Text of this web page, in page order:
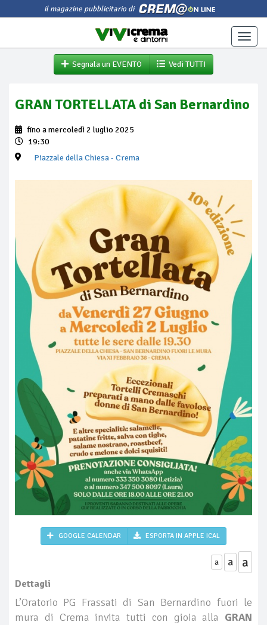
il magazine pubblicitario di
Toggle
Segnala un EVENTO
Vedi TUTTI
GRAN TORTELLATA di San Bernardino
fino a mercoledì 2 luglio 2025
19:30
Piazzale della Chiesa- Crema
GOOGLE CALENDAR ESPORTA IN APPLE ICAL
a a a
Dettagli
L’Oratorio PG Frassati di San Bernardino fuori le
mura di Crema invita tutti con gioia alla GRAN